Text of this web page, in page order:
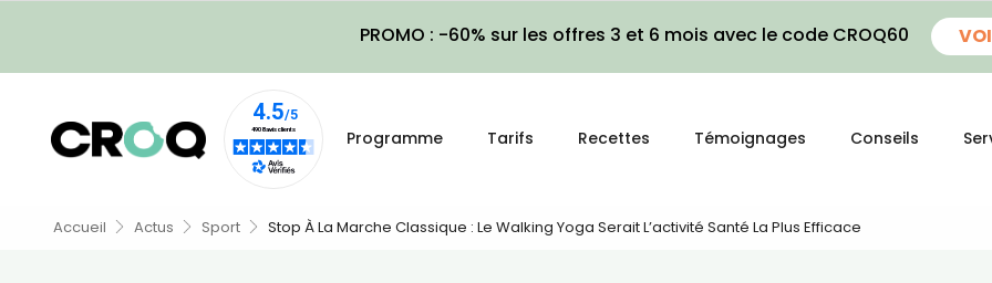
PROMO : -60% sur les offres 3 et 6 mois avec le code CROQ60
Programme Tarifs Recettes Témoignages Conseils
Accueil Actus Sport Stop À La Marche Classique : Le Walking Yoga Serait L’activité Santé La Plus Efficace